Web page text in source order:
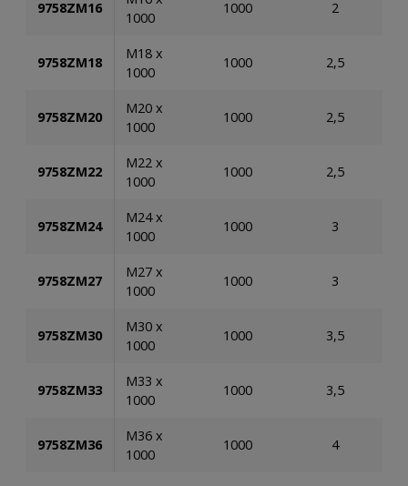
9758ZM16
1000
1000 2
9758ZM18
M18 x
1000
1000 2,5
9758ZM20
M20 x
1000
1000 2,5
9758ZM22
M22 x
1000
1000 2,5
9758ZM24
M24 x
1000
1000 3
9758ZM27
M27 x
1000
1000 3
9758ZM30
M30 x
1000
1000 3,5
9758ZM33
M33 x
1000
1000 3,5
9758ZM36
M36 x
1000
1000 4